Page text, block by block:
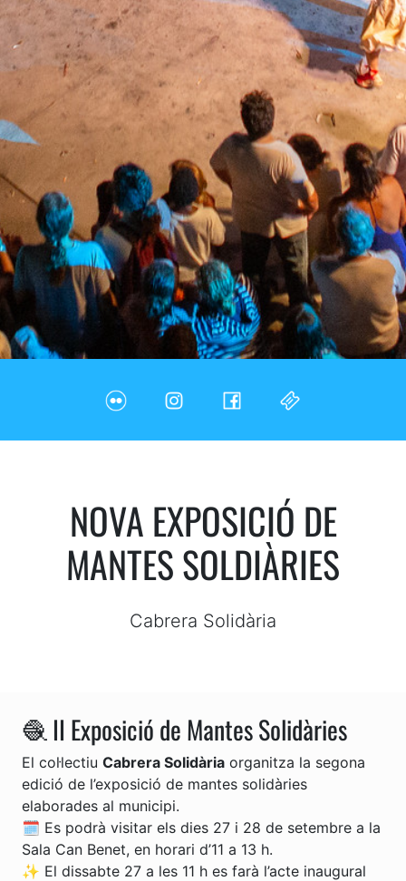
NOVA EXPOSICIÓ DE
MANTES SOLDIÀRIES
Cabrera Solidària
🧶 II Exposició de Mantes Solidàries
El col·lectiu Cabrera Solidària organitza la segona
edició de l’exposició de mantes solidàries
elaborades al municipi.
🗓️ Es podrà visitar els dies 27 i 28 de setembre a la
Sala Can Benet, en horari d’11 a 13 h.
✨ El dissabte 27 a les 11 h es farà l’acte inaugural